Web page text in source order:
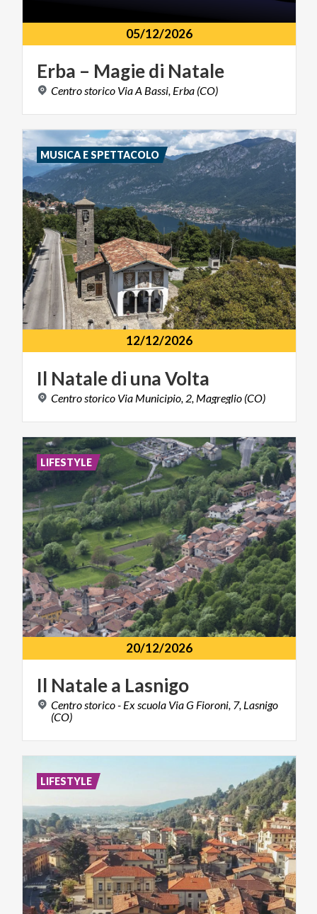
05/12/2026
Erba – Magiedi Natale
Centrostorico ViaA Bassi, Erba (CO)
12/12/2026
Il Nataledi unaVolta
Centro storico Via Municipio, 2, Magreglio (CO)
MUSICA E SPETTACOLO
20/12/2026
Il Natalea Lasnigo
Centro storico - Ex scuola Via G Fioroni, 7, Lasnigo
(CO)
LIFESTYLE
LIFESTYLE